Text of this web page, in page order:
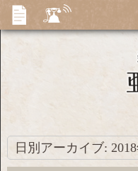
日別アーカイブ: